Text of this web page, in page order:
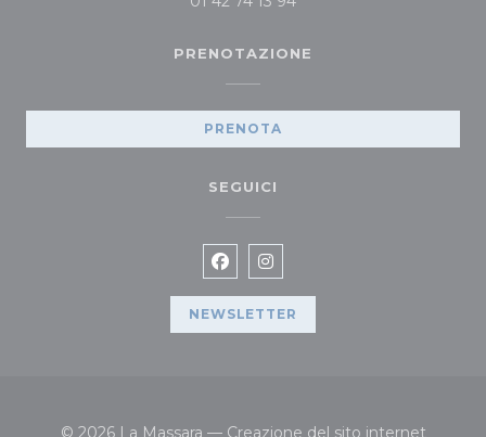
PRENOTAZIONE
PRENOTA
SEGUICI
Facebook ((apre una nuova
Instagram ((apre una
NEWSLETTER
© 2026 La Massara — Creazione del sito internet